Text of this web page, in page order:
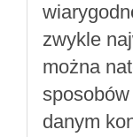
zwykle
można
danym